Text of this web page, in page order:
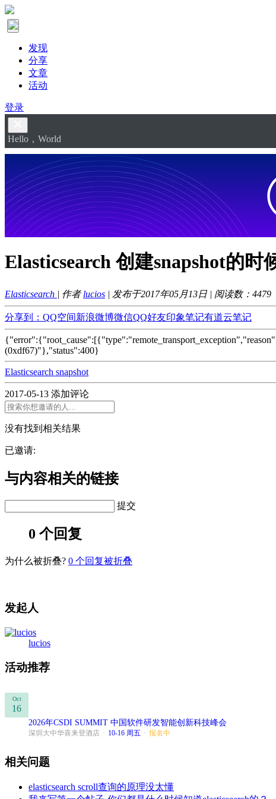
发现
分享
文章
活动
登录
Hello，World
Elasticsearch 创建snapshot的时
Elasticsearch | 作者lucios | 发布于2017年05月13日 | 阅读数： 4479
分享到： QQ空间新浪微博微信QQ好友印象笔记有道云笔记
(0xdf67)"},"status":400}
Elasticsearch snapshot
2017-05-13 添加评论
没有找到相关结果
已邀请:
与内容相关的链接
提交
0 个回复
为什么被折叠? 0 个回复被折叠
发起人
lucios
活动推荐
Oct
16
2026年CSDI SUMMIT 中国软件研发智能创新科技峰会
深圳大中华喜来登酒店 · 10-16 周五 · 报名中
相关问题
elasticsearch scroll查询的原理没太懂